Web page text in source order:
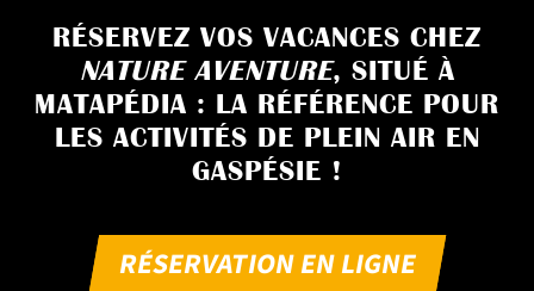
RÉSERVEZ VOS VACANCES CHEZ
NATURE AVENTURE, SITUÉ À
MATAPÉDIA : LA RÉFÉRENCE POUR
LES ACTIVITÉS DE PLEIN AIR EN
GASPÉSIE !
RÉSERVATION EN LIGNE